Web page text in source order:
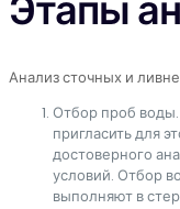
Анализ сточных и
Отбор проб
пригласить для
достоверного
условий. Отбор
выполняют в